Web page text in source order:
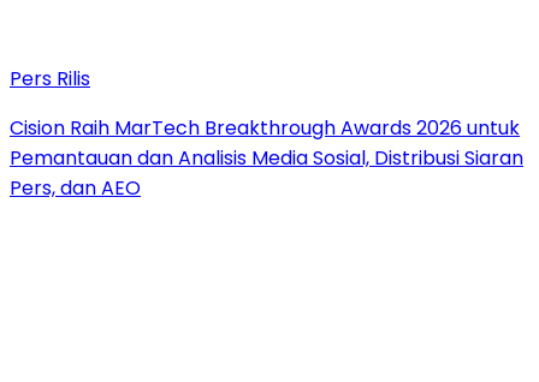
Pers Rilis
Cision Raih MarTech Breakthrough Awards 2026 untuk
Pemantauan dan Analisis Media Sosial, Distribusi Siaran
Pers, dan AEO